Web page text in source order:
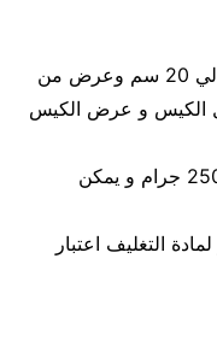
حجم الكيس طول الكيس من 5 سم الي 20 سم وعرض من
طول الكيس و عرض الكيس
كمية المواد المعبأه من 5 جرام حتي 250 جرام و يمكن
و لمادة التغليف اعتبار